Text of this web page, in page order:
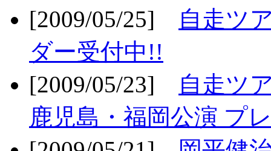
[2009/05/25]
自走ツ
ダー受付中!!
[2009/05/23]
自走ツ
鹿児島・福岡公演 プ